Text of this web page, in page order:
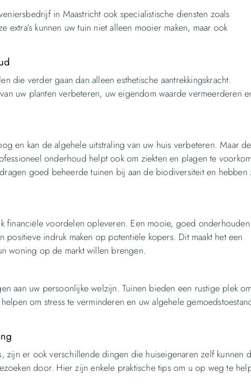
in Maastricht ook specialistische diensten zoals
kunnen uw tuin niet alleen mooier maken, maar ook
die verder gaan dan alleen esthetische aantrekkingskracht.
uw planten verbeteren, uw eigendom waarde vermeerderen
en kan de algehele uitstraling van uw huis verbeteren. Maar de
onderhoud helpt ook om ziekten en plagen te
goed beheerde tuinen bij aan de biodiversiteit en hebben
financiële voordelen opleveren. Een mooie, goed
indruk maken op potentiële kopers. Dit maakt het een
woning op de markt willen brengen.
aan uw persoonlijke welzijn. Tuinen bieden een rustige plek
om stress te verminderen en uw algehele
zijn er ook verschillende dingen die huiseigenaren zelf kunnen
door. Hier zijn enkele praktische tips om u op weg te